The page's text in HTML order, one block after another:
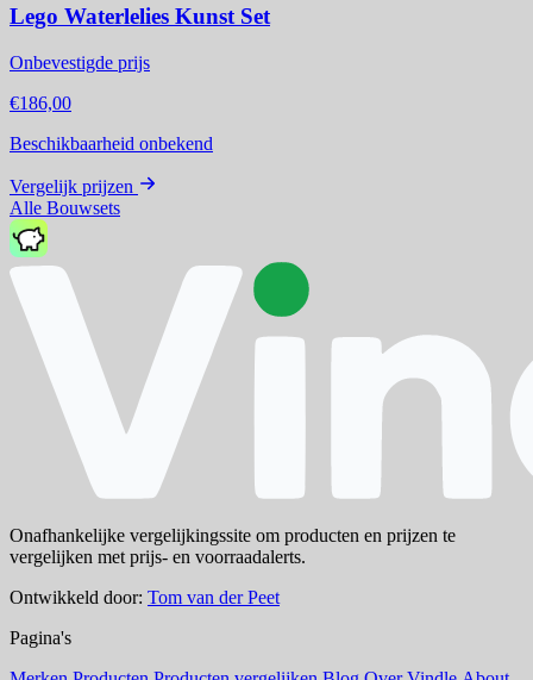
Lego Waterlelies Kunst Set
Onbevestigde prijs
€186,00
Beschikbaarheid onbekend
Vergelijk prijzen
Alle Bouwsets
Onafhankelijke vergelijkingssite om producten en prijzen te
vergelijken met prijs- en voorraadalerts.
Ontwikkeld door: Tom van der Peet
Pagina's